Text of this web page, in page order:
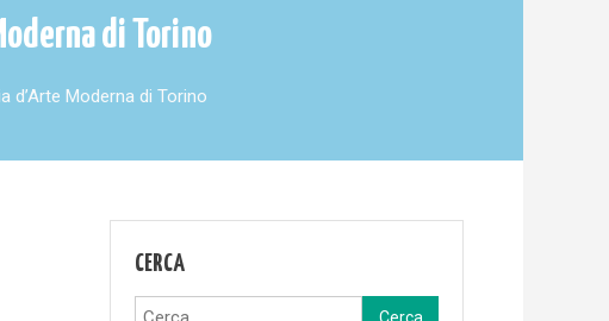
di Torino
d’Arte Moderna di Torino
CERCA
Ricerca